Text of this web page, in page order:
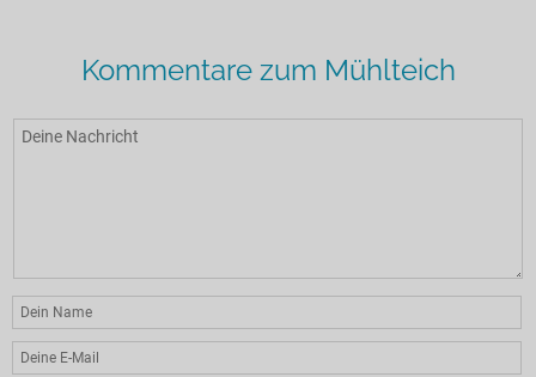
Kommentare zum Mühlteich